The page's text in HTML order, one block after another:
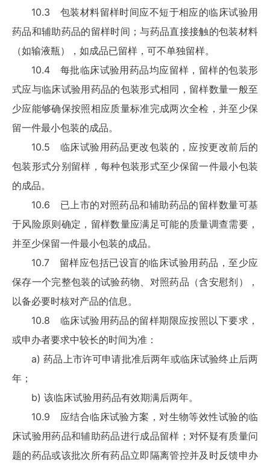
10.3 包装材料留样时间应不短于相应的临床试验用
药品和辅助药品的留样时间；与药品直接接触的包装材料
（如输液瓶），如成品已留样，可不单独留样。
10.4 每批临床试验用药品均应留样，留样的包装形
式应与临床试验用药品的包装形式相同，留样数量一般至
少应能够确保按照相应质量标准完成两次全检，并至少保
留一件最小包装的成品。
10.5 临床试验用药品更改包装的，应按更改前后的
包装形式分别留样，每种包装形式至少保留一件最小包装
的成品。
10.6 已上市的对照药品和辅助药品的留样数量可基
于风险原则确定，留样数量应满足可能的质量调查需要，
并至少保留一件最小包装的成品。
10.7 留样应包括已设盲的临床试验用药品，至少应
保存一个完整包装的试验药物、对照药品（含安慰剂），
以备必要时核对产品的信息。
10.8 临床试验用药品的留样期限应按照以下要求，
或申办者要求中较长的时间为准：
a) 药品上市许可申请批准后两年或临床试验终止后两
年；
b) 该临床试验用药品有效期满后两年。
10.9 应结合临床试验方案，对生物等效性试验的临
床试验用药品和辅助药品进行成品留样；对怀疑有质量问
题的药品或该批次所有药品立即隔离管控并及时反馈申办